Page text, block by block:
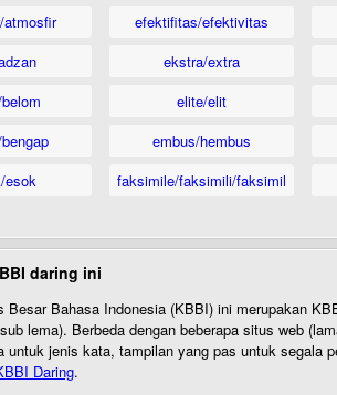
esok
efektifitas/efektivitas
ekstra/extra
elite/elit
embus/hembus
faksimile/faksimili/faksimil
daring ini
Besar Bahasa Indonesia (KBBI) ini merupakan
lema). Berbeda dengan beberapa situs web
untuk jenis kata, tampilan yang pas untuk segala
Daring.